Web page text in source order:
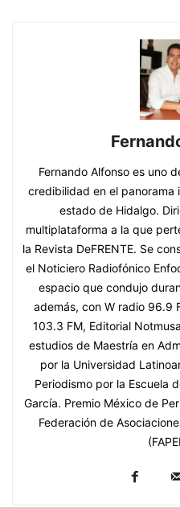
Fernando Alfonso es uno
credibilidad en el panorama
estado de Hidalgo.
multiplataforma a la que
la Revista DeFRENTE. Se
el Noticiero Radiofónico
espacio que condujo
además, con W radio 96.9
103.3 FM, Editorial
estudios de Maestría en
por la Universidad
Periodismo por la Escuela
García. Premio México de
Federación de